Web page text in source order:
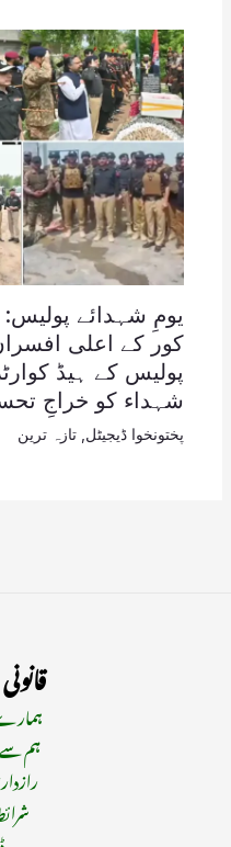
یومِ شہدائے پولیس:
کور کے اعلی
پولیس کے ہیڈ
شہداء کو خراجِ
پختونخوا ڈیجیٹل تازہ ترین
ہم